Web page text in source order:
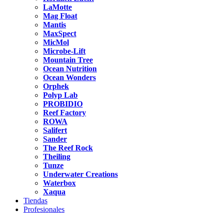
LaMotte
Mag Float
Mantis
MaxSpect
MicMol
Microbe-Lift
Mountain Tree
Ocean Nutrition
Ocean Wonders
Orphek
Polyp Lab
PROBIDIO
Reef Factory
ROWA
Salifert
Sander
The Reef Rock
Theiling
Tunze
Underwater Creations
Waterbox
Xaqua
Tiendas
Profesionales